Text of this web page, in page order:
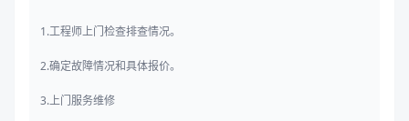
1.工程师上门检查排查情况。
2.确定故障情况和具体报价。
3.上门服务维修